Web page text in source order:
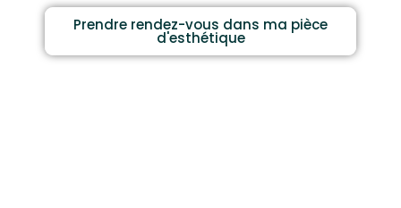
Prendre rendez-vous dans ma pièce
d'esthétique